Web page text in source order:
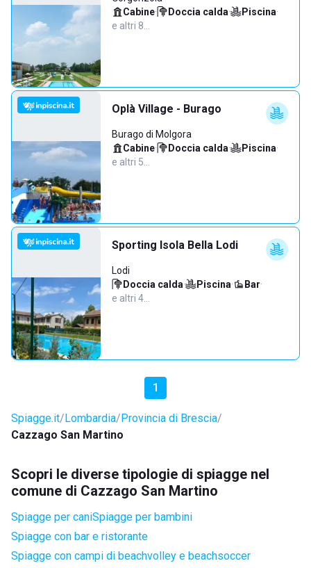
Cabine· Doccia calda· Piscina·
e altri 8…
Oplà Village - Burago
Burago di Molgora
Cabine· Doccia calda· Piscina·
e altri 5…
Sporting Isola Bella Lodi
Lodi
Doccia calda· Piscina· Bar·
e altri 4…
1
Spiagge.it Lombardia Provincia di Brescia
Cazzago San Martino
Scopri le diverse tipologie di spiagge nel
comune di Cazzago San Martino
Spiagge per caniSpiagge per bambini
Spiagge con bar e ristorante
Spiagge con campi di beachvolley e beachsoccer